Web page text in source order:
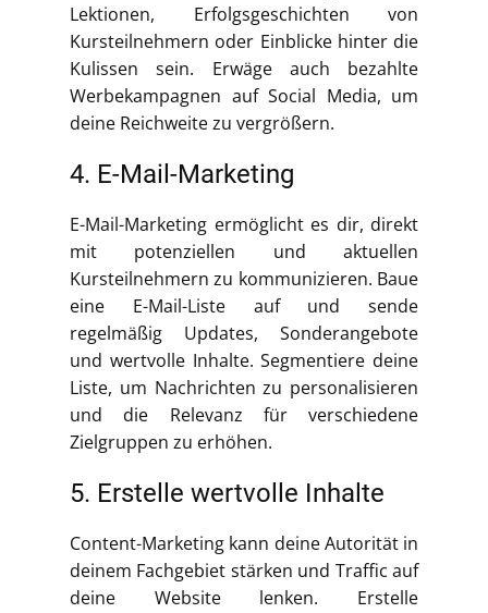
Lektionen, Erfolgsgeschichten von
Kursteilnehmern oder Einblicke hinter die
Kulissen sein. Erwäge auch bezahlte
Werbekampagnen auf Social Media, um
deine Reichweite zu vergrößern.
4. E-Mail-Marketing
E-Mail-Marketing ermöglicht es dir, direkt
mit potenziellen und aktuellen
Kursteilnehmern zu kommunizieren. Baue
eine E-Mail-Liste auf und sende
regelmäßig Updates, Sonderangebote
und wertvolle Inhalte. Segmentiere deine
Liste, um Nachrichten zu personalisieren
und die Relevanz für verschiedene
Zielgruppen zu erhöhen.
5. Erstelle wertvolle Inhalte
Content-Marketing kann deine Autorität in
deinem Fachgebiet stärken und Traffic auf
deine Website lenken. Erstelle